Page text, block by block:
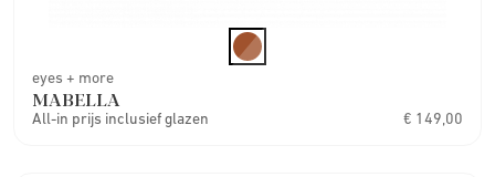
eyes + more
MABELLA
All-in prijs inclusief glazen € 149,00